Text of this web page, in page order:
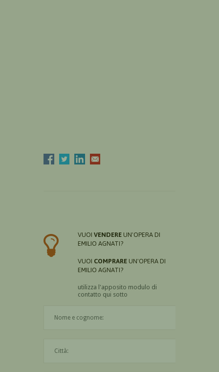
VUOI VENDERE UN'OPERA DI
EMILIO AGNATI?
VUOI COMPRARE UN'OPERA DI
EMILIO AGNATI?
utilizza l'apposito modulo di
contatto qui sotto